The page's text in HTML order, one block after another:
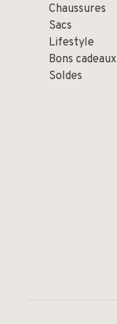
Chaussures
Sacs
Lifestyle
Bons cadeaux
Soldes